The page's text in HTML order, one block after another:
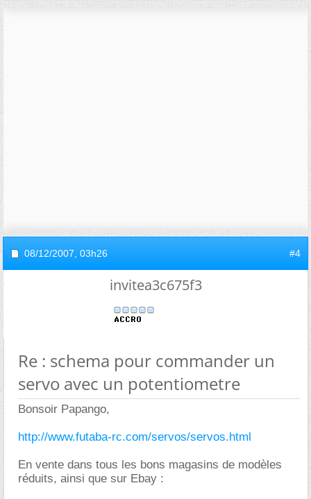
08/12/2007, 03h26 #4
invitea3c675f3
Re : schema pour commander un
servo avec un potentiometre
Bonsoir Papango,
http://www.futaba-rc.com/servos/servos.html
En vente dans tous les bons magasins de modèles
réduits, ainsi que sur Ebay :